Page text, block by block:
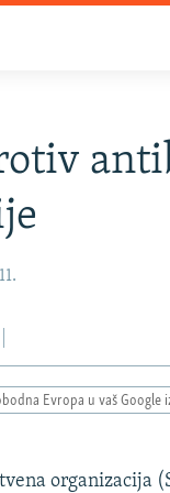
Evropa u vaš Google
organizacija